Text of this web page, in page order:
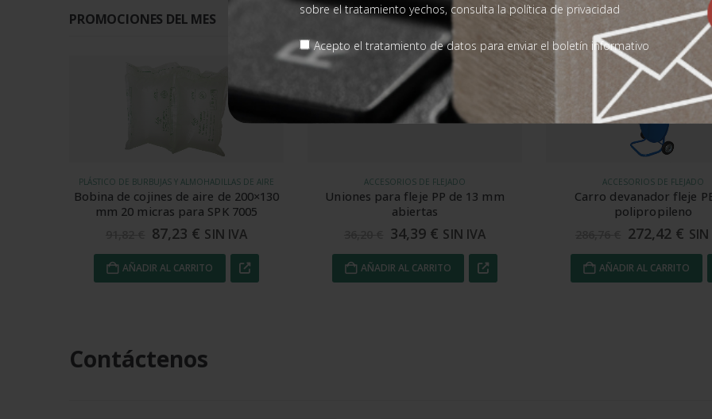
sobre el tratamiento yechos, consulta la política de privacidad
Acepto el tratamiento de datos para enviar el boletín informativo
PROMOCIONES DEL MES
ACCESORIOS DE FLEJADO
Uniones para fleje PP de 13 mm
abiertas
34,39 € SIN IVA
AÑADIR AL CARRITO
ACCESORIOS DE FLEJADO
Carro devanador fleje PET y
polipropileno
272,42€ SIN IVA
AÑADIR AL CARRITO
PROTECCIÓN DE BURBUJA Y ESPUMA
Lámina Foampack para
420 m²
123,49 €
AÑADIR AL CARRITO
Contáctenos